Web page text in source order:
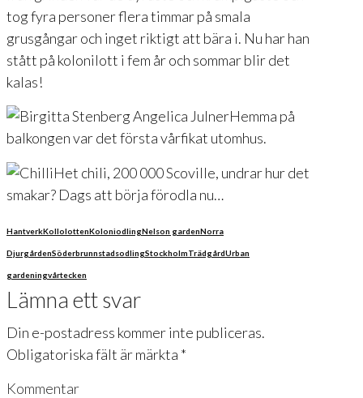
tog fyra personer flera timmar på smala
grusgångar och inget riktigt att bära i. Nu har han
stått på kolonilott i fem år och sommar blir det
kalas!
Hemma på
balkongen var det första vårfikat utomhus.
Het chili, 200 000 Scoville, undrar hur det
smakar? Dags att börja förodla nu…
HantverkKollolottenKoloniodlingNelson gardenNorra
DjurgårdenSöderbrunnstadsodlingStockholmTrädgårdUrban
gardeningvårtecken
Lämna ett svar
Din e-postadress kommer inte publiceras.
Obligatoriska fält är märkta *
Kommentar